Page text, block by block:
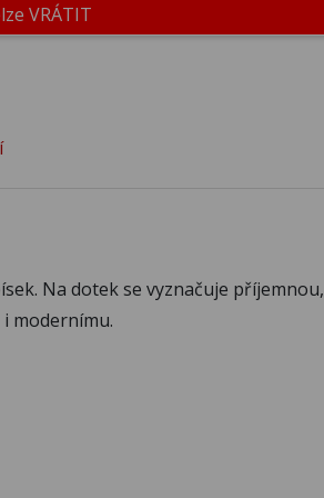
M358 M359
VRÁTIT
Na dotek se vyznačuje příjemnou,
modernímu.